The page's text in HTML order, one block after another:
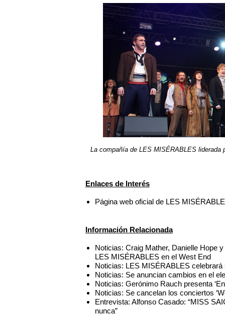
La compañía de LES MISÉRABLES liderada
Enlaces de Interés
Página web oficial de LES
Información Relacionada
Noticias: Craig Mather, Danielle Hope
LES MISÉRABLES en el West End
Noticias: LES MISÉRABLES
Noticias: Se anuncian cambios en el
Noticias: Gerónimo Rauch presenta
Noticias: Se cancelan los conciertos
Entrevista: Alfonso Casado: “MISS
nunca”